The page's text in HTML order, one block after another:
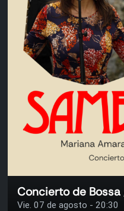
Vie. 07 de agosto - 20:30